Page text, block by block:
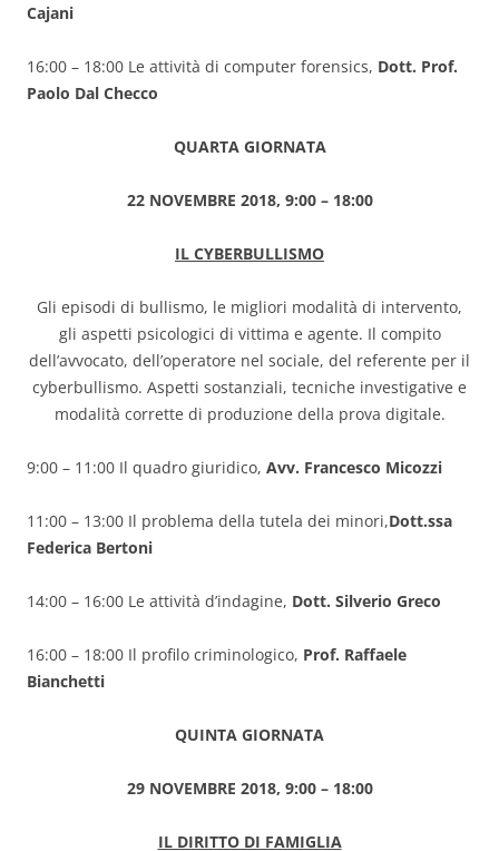
Cajani
16:00 – 18:00 Le attività di computer forensics, Dott. Prof.
Paolo Dal Checco
QUARTA GIORNATA
22 NOVEMBRE 2018, 9:00 – 18:00
IL CYBERBULLISMO
Gli episodi di bullismo, le migliori modalità di intervento,
gli aspetti psicologici di vittima e agente. Il compito
dell’avvocato, dell’operatore nel sociale, del referente per il
cyberbullismo. Aspetti sostanziali, tecniche investigative e
modalità corrette di produzione della prova digitale.
9:00 – 11:00 Il quadro giuridico, Avv. Francesco Micozzi
11:00 – 13:00 Il problema della tutela dei minori,Dott.ssa
Federica Bertoni
14:00 – 16:00 Le attività d’indagine, Dott. Silverio Greco
16:00 – 18:00 Il profilo criminologico, Prof. Raffaele
Bianchetti
QUINTA GIORNATA
29 NOVEMBRE 2018, 9:00 – 18:00
IL DIRITTO DI FAMIGLIA